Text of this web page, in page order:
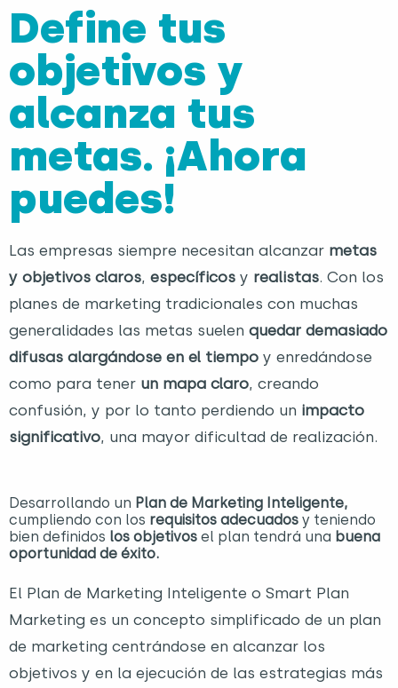
Define tus
objetivos y
alcanza tus
metas. ¡Ahora
puedes!
Las empresas siempre necesitan alcanzar metas
y objetivos claros, específicos y realistas. Con los
planes de marketing tradicionales con muchas
generalidades las metas suelen quedar demasiado
difusas alargándose en el tiempo y enredándose
como para tener un mapa claro, creando
confusión, y por lo tanto perdiendo un impacto
significativo, una mayor dificultad de realización.
Desarrollando un Plan de Marketing Inteligente,
cumpliendo con los requisitos adecuados y teniendo
bien definidos los objetivos el plan tendrá una buena
oportunidad de éxito.
El Plan de Marketing Inteligente o Smart Plan
Marketing es un concepto simplificado de un plan
de marketing centrándose en alcanzar los
objetivos y en la ejecución de las estrategias más